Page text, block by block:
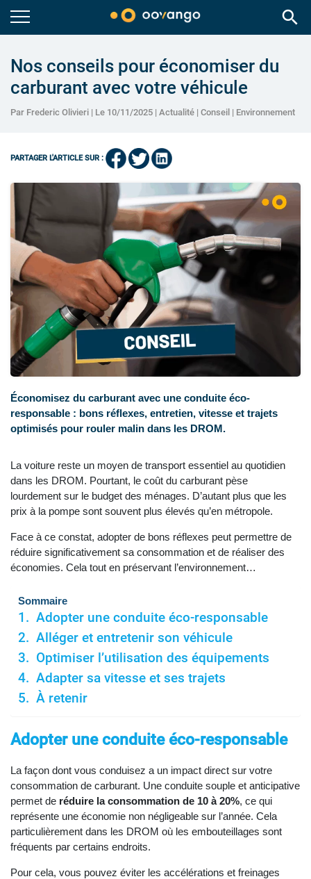
search
Nos conseils pour économiser du
carburant avec votre véhicule
Par Frederic Olivieri | Le 10/11/2025 | Actualité | Conseil | Environnement
PARTAGER L'ARTICLE SUR :
Économisez du carburant avec une conduite éco-
responsable : bons réflexes, entretien, vitesse et trajets
optimisés pour rouler malin dans les DROM.
La voiture reste un moyen de transport essentiel au quotidien
dans les DROM. Pourtant, le coût du carburant pèse
lourdement sur le budget des ménages. D’autant plus que les
prix à la pompe sont souvent plus élevés qu’en métropole.
Face à ce constat, adopter de bons réflexes peut permettre de
réduire significativement sa consommation et de réaliser des
économies. Cela tout en préservant l’environnement…
Sommaire
Adopter une conduite éco-responsable
Alléger et entretenir son véhicule
Optimiser l’utilisation des équipements
Adapter sa vitesse et ses trajets
À retenir
Adopter une conduite éco-responsable
La façon dont vous conduisez a un impact direct sur votre
consommation de carburant. Une conduite souple et anticipative
permet de réduire la consommation de 10 à 20%, ce qui
représente une économie non négligeable sur l’année. Cela
particulièrement dans les DROM où les embouteillages sont
fréquents par certains endroits.
Pour cela, vous pouvez éviter les accélérations et freinages